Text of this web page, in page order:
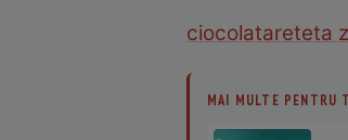
ciocolatareteta
MAI MULTE PENTRU